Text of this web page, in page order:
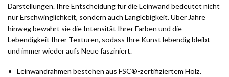
Darstellungen. Ihre Entscheidung für die Leinwand bedeutet nicht
nur Erschwinglichkeit, sondern auch Langlebigkeit. Über Jahre
hinweg bewahrt sie die Intensität Ihrer Farben und die
Lebendigkeit Ihrer Texturen, sodass Ihre Kunst lebendig bleibt
und immer wieder aufs Neue fasziniert.
Leinwandrahmen bestehen aus FSC®-zertifiziertem Holz.